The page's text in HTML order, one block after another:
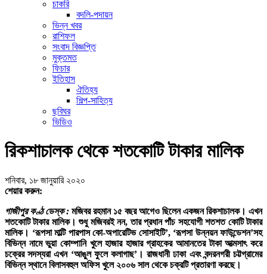
চাকরি
বদলি-পদায়ন
ভিন্ন খবর
রাশিফল
সংবাদ বিজ্ঞপ্তি
মুক্তমত
ফিচার
ইতিহাস
ঐতিহ্য
শিল্প-সাহিত্য
ছবিঘর
ভিডিও
রিকশাচালক থেকে শতকোটি টাকার মালিক
শনিবার, ১৮ জানুয়ারি ২০২০
শেয়ার করুন:
গাজীপুর কণ্ঠ ডেস্ক : মজিবর রহমান ১৫ বছর আগেও ছিলেন একজন রিকশাচালক। এখন
শতকোটি টাকার মালিক। শুধু মজিবরই নন, তার প্রধান পাঁচ সহযোগী শতশত কোটি টাকার
মালিক। ‘রূপসা মাল্টি পারপাস কো-অপারেটিভ সোসাইটি’, ‘রূপসা উন্নয়ন ফাউন্ডেশন’সহ
বিভিন্ন নামে ভুয়া কোম্পানি খুলে হাজার হাজার গ্রাহকের আমানতের টাকা আত্মসাৎ করে
চক্রের সদস্যরা এখন ‘আঙুল ফুলে কলাগাছ’। রাজধানী ঢাকা এবং বন্দরনগরী চট্টগ্রামের
বিভিন্ন স্থানে বিলাসবহুল অফিস খুলে ২০০৬ সাল থেকে চক্রটি প্রতারণা করছে।